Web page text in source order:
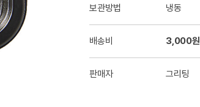
보관방법 냉동
배송비 3,000원
판매자 그리팅